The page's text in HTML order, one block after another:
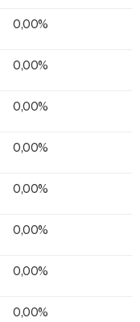
0,00%
0,00%
0,00%
0,00%
0,00%
0,00%
0,00%
0,00%